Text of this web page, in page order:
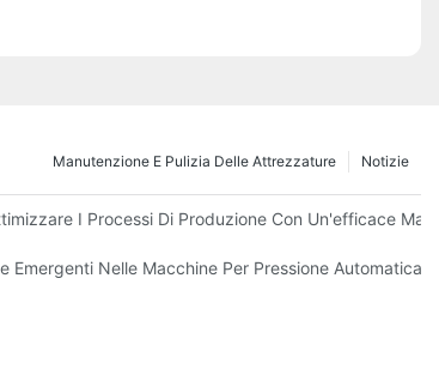
Notizie
Manutenzione E Pulizia Delle Attrezzature
I Processi Di Produzione Con Un'efficace
Emergenti Nelle Macchine Per Pressione Automatica